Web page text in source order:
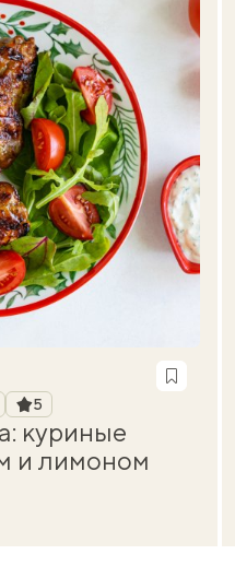
Рейтинг
5
куриные
и лимоном